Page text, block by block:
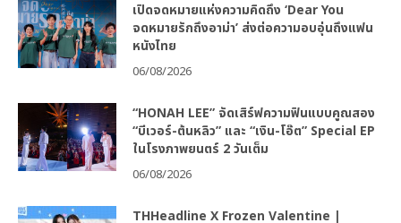
เปิดจดหมายแห่งความคิดถึง ‘Dear You
จดหมายรักถึงอาม่า’ ส่งต่อความอบอุ่นถึงแฟน
หนังไทย
06/08/2026
“HONAH LEE” จัดเสิร์ฟความฟินแบบคูณสอง
“บีเวอร์-ต้นหลิว” และ “เงิน-โอ๊ต” Special EP
ในโรงภาพยนตร์ 2 วันเต็ม
06/08/2026
THHeadline X Frozen Valentine |